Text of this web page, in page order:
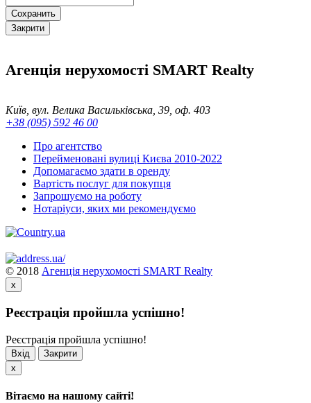
Сохранить
Закрити
Агенція нерухомості SMART Realty
Київ, вул. Велика Васильківська, 39, оф. 403
+38 (095) 592 46 00
Про агентство
Перейменовані вулиці Києва 2010-2022
Допомагаємо здати в оренду
Вартість послуг для покупця
Запрошуємо на роботу
Нотаріуси, яких ми рекомендуємо
© 2018 Агенція нерухомості SMART Realty
x
Реєстрація пройшла успішно!
Реєстрація пройшла успішно!
Вхід
Закрити
x
Вітаємо на нашому сайті!